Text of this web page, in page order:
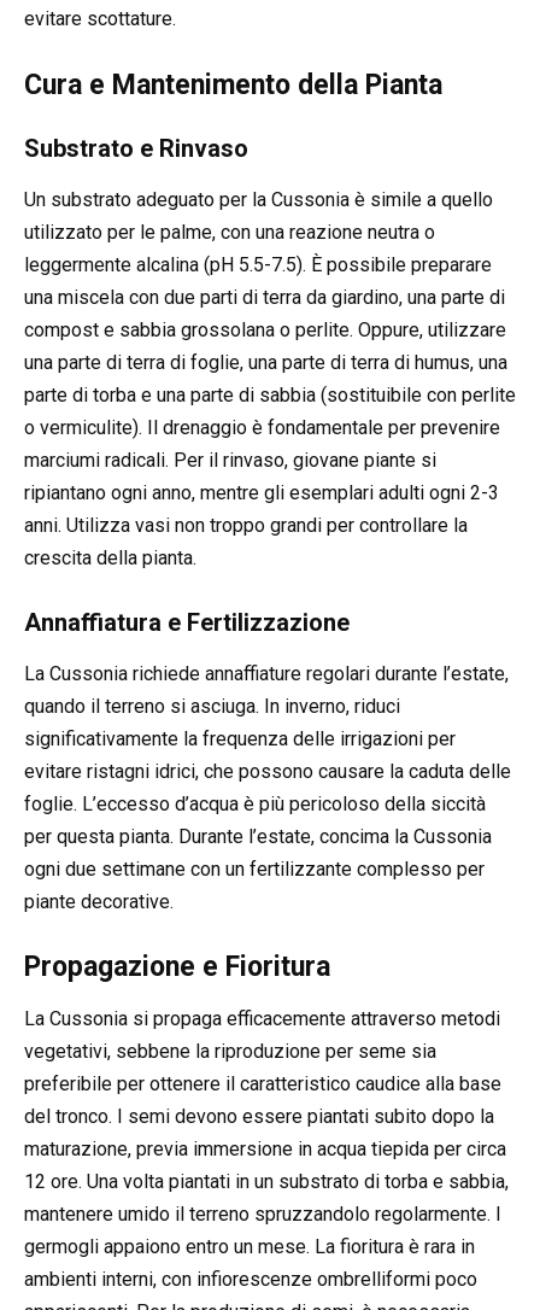
evitare scottature.
Cura e Mantenimento della Pianta
Substrato e Rinvaso
Un substrato adeguato per la Cussonia è simile a quello
utilizzato per le palme, con una reazione neutra o
leggermente alcalina (pH 5.5-7.5). È possibile preparare
una miscela con due parti di terra da giardino, una parte di
compost e sabbia grossolana o perlite. Oppure, utilizzare
una parte di terra di foglie, una parte di terra di humus, una
parte di torba e una parte di sabbia (sostituibile con perlite
o vermiculite). Il drenaggio è fondamentale per prevenire
marciumi radicali. Per il rinvaso, giovane piante si
ripiantano ogni anno, mentre gli esemplari adulti ogni 2-3
anni. Utilizza vasi non troppo grandi per controllare la
crescita della pianta.
Annaffiatura e Fertilizzazione
La Cussonia richiede annaffiature regolari durante l’estate,
quando il terreno si asciuga. In inverno, riduci
significativamente la frequenza delle irrigazioni per
evitare ristagni idrici, che possono causare la caduta delle
foglie. L’eccesso d’acqua è più pericoloso della siccità
per questa pianta. Durante l’estate, concima la Cussonia
ogni due settimane con un fertilizzante complesso per
piante decorative.
Propagazione e Fioritura
La Cussonia si propaga efficacemente attraverso metodi
vegetativi, sebbene la riproduzione per seme sia
preferibile per ottenere il caratteristico caudice alla base
del tronco. I semi devono essere piantati subito dopo la
maturazione, previa immersione in acqua tiepida per circa
12 ore. Una volta piantati in un substrato di torba e sabbia,
mantenere umido il terreno spruzzandolo regolarmente. I
germogli appaiono entro un mese. La fioritura è rara in
ambienti interni, con infiorescenze ombrelliformi poco